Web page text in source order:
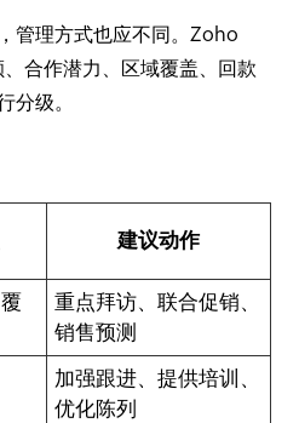
管理方式也应不同。Zoho
合作潜力、区域覆盖、回款
分级。
建议动作
重点拜访、联合促销、
销售预测
加强跟进、提供培训、
优化陈列